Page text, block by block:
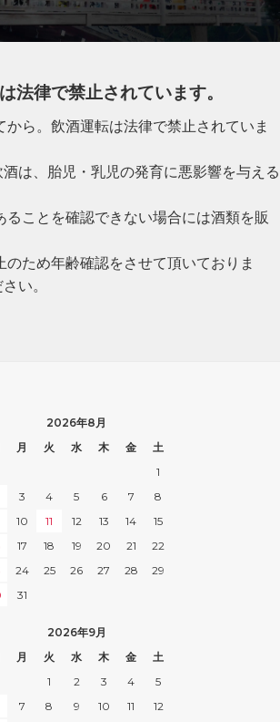
法律で禁止されています。
ら。飲酒運転は法律で禁止されていま
は、胎児・乳児の発育に悪影響を与える
ことを確認できない場合には酒類を販
ため年齢確認をさせて頂いておりま
い。
2026年8月
月 火 水 木 金
土
1
3 4 5 6 7
8
10 11 12 13 14
15
17 18 19 20 21
22
24 25 26 27 28
29
31
2026年9月
月 火 水 木 金
土
1
2 3 4
5
7 8 9 10 11
12